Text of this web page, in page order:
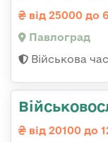
від 25000 до
Павлоград
Військова
від 20100 до